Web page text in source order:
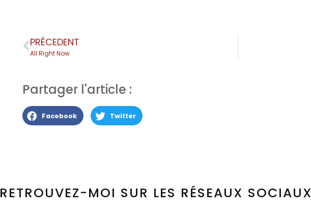
PRÉCEDENT
All Right Now
Partager l'article :
Facebook Twitter
RETROUVEZ-MOI SUR LES RÉSEAUX SOCIAUX